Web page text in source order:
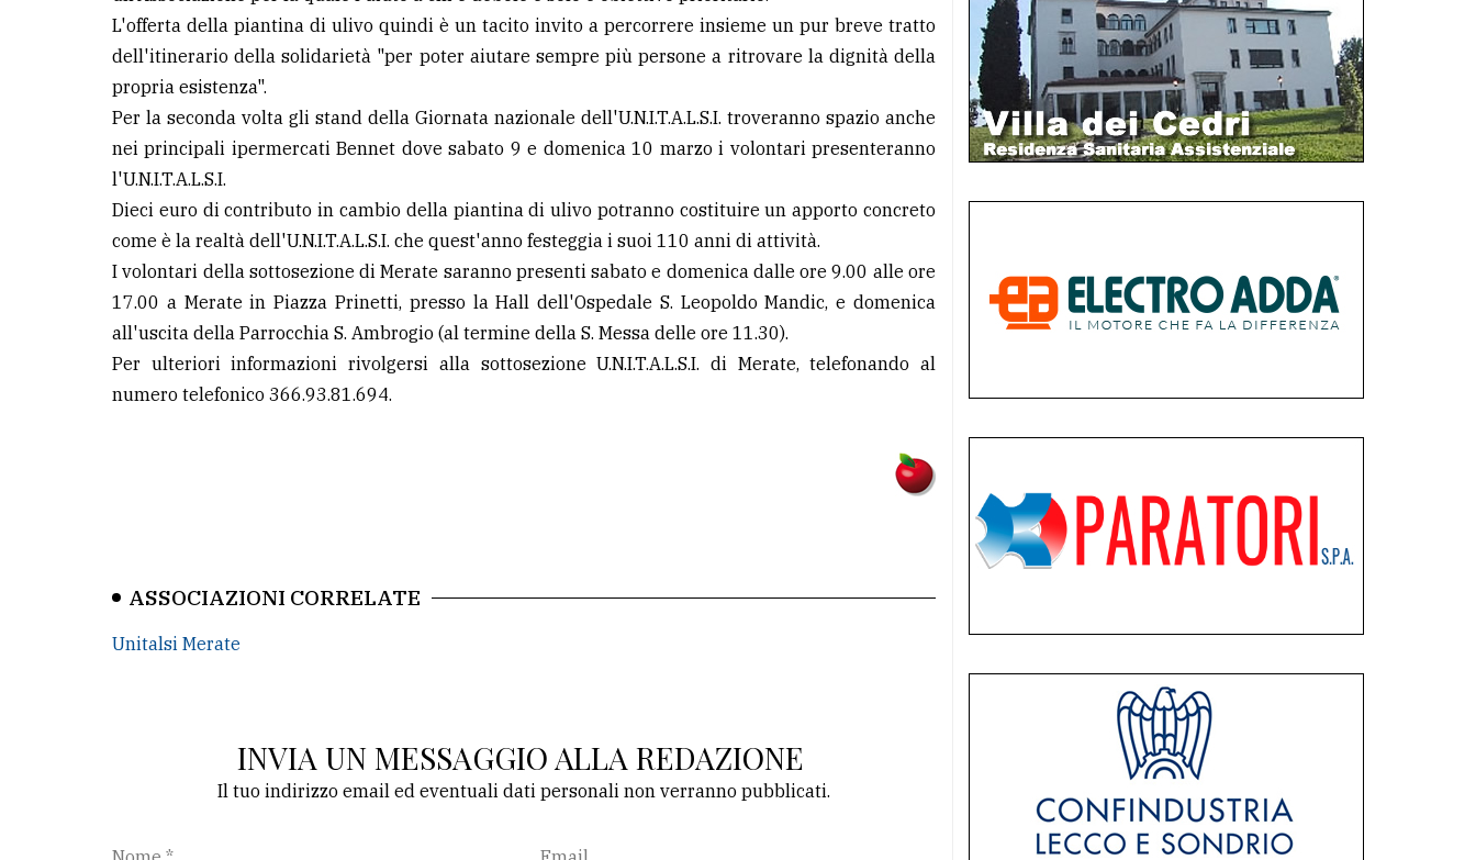
L'offerta della piantina di ulivo quindi è un tacito invito a percorrere insieme un pur breve tratto
dell'itinerario della solidarietà "per poter aiutare sempre più persone a ritrovare la dignità della
propria esistenza".
Per la seconda volta gli stand della Giornata nazionale dell'U.N.I.T.A.L.S.I. troveranno spazio anche
nei principali ipermercati Bennet dove sabato 9 e domenica 10 marzo i volontari presenteranno
l'U.N.I.T.A.L.S.I.
Dieci euro di contributo in cambio della piantina di ulivo potranno costituire un apporto concreto
come è la realtà dell'U.N.I.T.A.L.S.I. che quest'anno festeggia i suoi 110 anni di attività.
I volontari della sottosezione di Merate saranno presenti sabato e domenica dalle ore 9.00 alle ore
17.00 a Merate in Piazza Prinetti, presso la Hall dell'Ospedale S. Leopoldo Mandic, e domenica
all'uscita della Parrocchia S. Ambrogio (al termine della S. Messa delle ore 11.30).
Per ulteriori informazioni rivolgersi alla sottosezione U.N.I.T.A.L.S.I. di Merate, telefonando al
numero telefonico 366.93.81.694.
ASSOCIAZIONI CORRELATE
Unitalsi Merate
INVIA UN MESSAGGIO ALLA REDAZIONE
Il tuo indirizzo email ed eventuali dati personali non verranno pubblicati.